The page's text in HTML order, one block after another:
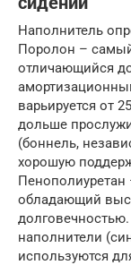
Наполнитель
Поролон –
отличающийся
варьируется от
дольше
(боннель,
хорошую
обладающий
наполнители
используются